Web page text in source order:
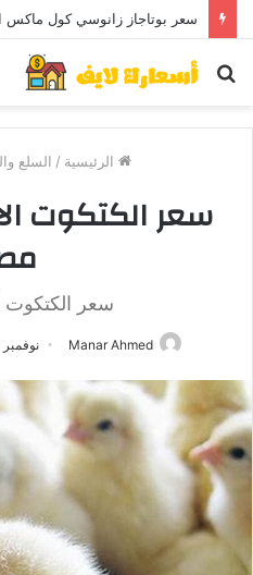
سعر بوتاجاز زانوسي كول ماكس اليوم
بحث
الرئيسية / السلع
سعر الكتكوت
سعر الكتكوت
Manar Ahmed نوفمبر 17, 2025